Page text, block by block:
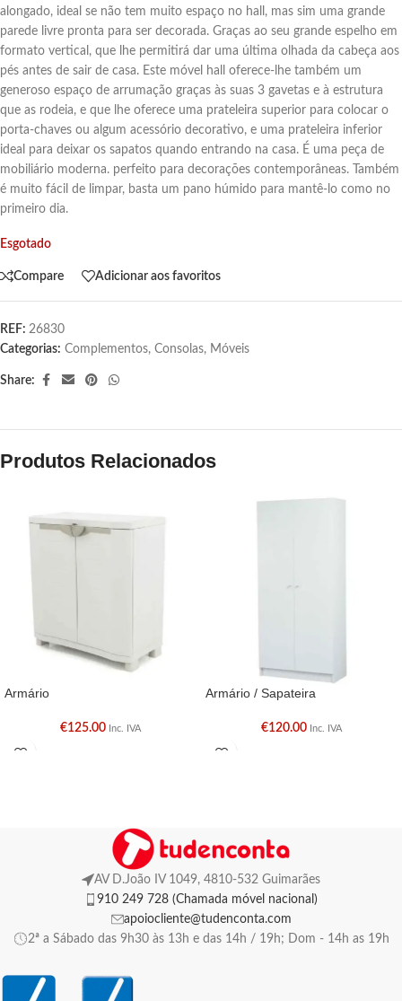
alongado, ideal se não tem muito espaço no hall, mas sim uma grande
parede livre pronta para ser decorada. Graças ao seu grande espelho em
formato vertical, que lhe permitirá dar uma última olhada da cabeça aos
pés antes de sair de casa. Este móvel hall oferece-lhe também um
generoso espaço de arrumação graças às suas 3 gavetas e à estrutura
que as rodeia, e que lhe oferece uma prateleira superior para colocar o
porta-chaves ou algum acessório decorativo, e uma prateleira inferior
ideal para deixar os sapatos quando entrando na casa. É uma peça de
mobiliário moderna. perfeito para decorações contemporâneas. Também
é muito fácil de limpar, basta um pano húmido para mantê-lo como no
primeiro dia.
Esgotado
Compare Adicionar aos favoritos
REF: 26830
Categorias: Complementos, Consolas, Móveis
Share:
Produtos Relacionados
Armário
€125.00 Inc. IVA
Armário / Sapateira
€120.00 Inc. IVA
AV D.João IV 1049, 4810-532 Guimarães
910 249 728 (Chamada móvel nacional)
apoiocliente@tudenconta.com
2ª a Sábado das 9h30 às 13h e das 14h / 19h; Dom - 14h as 19h